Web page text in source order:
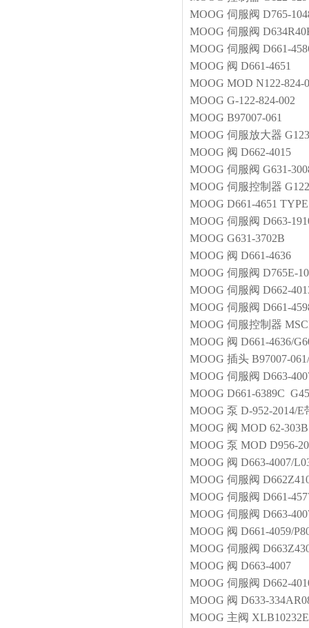
MOOG 伺服阀 D765-
MOOG 伺服阀
MOOG 伺服阀 D661-
MOOG 阀 D661-4651
MOOG MOD N122-824-
MOOG G-122-824-002
MOOG B97007-061
MOOG 伺服放大器
MOOG 阀 D662-4015
MOOG 伺服阀 G631-
MOOG 伺服控制器
MOOG D661-4651
MOOG 伺服阀 D663-
MOOG G631-3702B
MOOG 阀 D661-4636
MOOG 伺服阀 D765E-
MOOG 伺服阀 D662-
MOOG 伺服阀 D661-
MOOG 伺服控制器
MOOG 阀 D661-4636/
MOOG 插头 B97007-
MOOG 伺服阀 D663-
MOOG D661-6389C
MOOG 泵 D-952-2014/E
MOOG 阀 MOD 62-
MOOG 泵 MOD D956-
MOOG 阀 D663-4007/
MOOG 伺服阀
MOOG 伺服阀 D661-
MOOG 伺服阀 D663-
MOOG 阀 D661-4059/
MOOG 伺服阀
MOOG 阀 D663-4007
MOOG 伺服阀 D662-
MOOG 阀 D633-
MOOG 主阀